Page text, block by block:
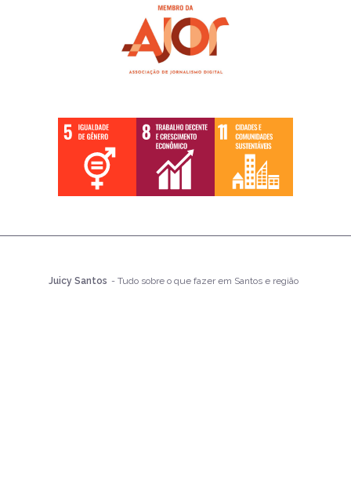
Juicy Santos - Tudo sobre o que fazer em Santos e região